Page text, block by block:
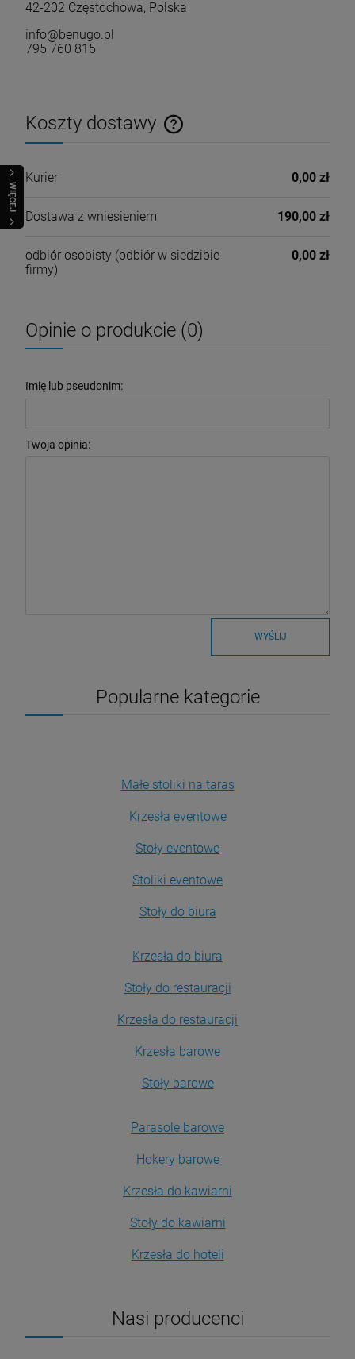
WIĘCEJ
42-202 Częstochowa, Polska
info@benugo.pl
795 760 815
Koszty dostawy
Cena nie zawiera ewentualnych kosztów płatności
Kurier 0,00 zł
Dostawa z wniesieniem 190,00 zł
odbiór osobisty (odbiór w siedzibie
firmy)
0,00 zł
Opinie o produkcie (0)
Imię lub pseudonim:
Twoja opinia:
WYŚLIJ
Popularne kategorie
Małe stoliki na taras
Krzesła eventowe
Stoły eventowe
Stoliki eventowe
Stoły do biura
Krzesła do biura
Stoły do restauracji
Krzesła do restauracji
Krzesła barowe
Stoły barowe
Parasole barowe
Hokery barowe
Krzesła do kawiarni
Stoły do kawiarni
Krzesła do hoteli
Nasi producenci